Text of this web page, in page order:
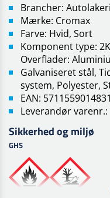
Brancher:
Mærke: Cromax
Farve: Hvid, Sort
Komponent type:
Overflader:
Galvaniseret stål,
system, Polyester,
EAN: 5711559014831
Leverandør varenr.:
Sikkerhed og miljø
GHS